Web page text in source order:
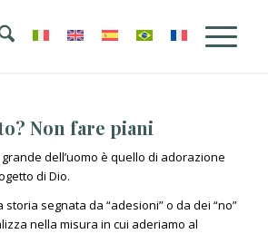
Non fare piani
grande dell’uomo è quello di adorazione
di Dio.
segnata da “adesioni” o da dei “no”
nella misura in cui aderiamo al